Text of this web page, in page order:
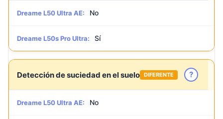
Dreame L50 Ultra AE: No
Dreame L50s Pro Ultra: Sí
Detección de suciedad en el suelo DIFERENTE ?
Dreame L50 Ultra AE: No